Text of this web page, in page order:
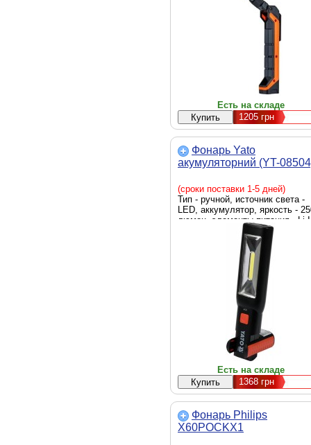
Есть на складе
1205 грн
Фонарь Yato
акумуляторний (YT-
(сроки поставки 1-5 дней)
Тип - ручной, источник света -
LED, аккумулятор, яркость -
люмен, элементы питания - Li-
Есть на складе
1368 грн
Фонарь Philips
X60POCKX1